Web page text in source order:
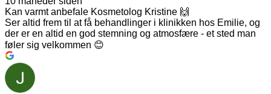
Kan varmt anbefale Kosmetolog Kristine 🙌
Ser altid frem til at få behandlinger i klinikken hos Emilie, og
der er en altid en god stemning og atmosfære - et sted man
føler sig velkommen 😊